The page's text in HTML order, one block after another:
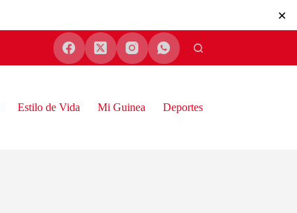
✕
Estilo de Vida Mi Guinea Deportes